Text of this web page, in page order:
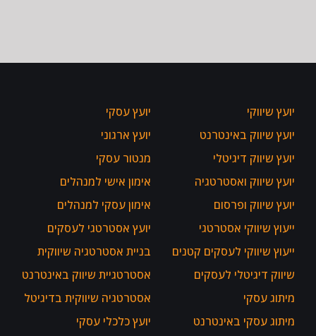
יועץ עסקי
יועץ ארגוני
מנטור עסקי
אימון אישי למנהלים
אימון עסקי למנהלים
יועץ אסטרטגי לעסקים
בניית אסטרטגיה שיווקית
אסטרטגיית שיווק באינטרנט
אסטרטגיה שיווקית בדיגיטל
יועץ כלכלי עסקי
יועץ שיווקי
יועץ שיווק באינטרנט
יועץ שיווק דיגיטלי
יועץ שיווק ואסטרטגיה
יועץ שיווק ופרסום
ייעוץ שיווקי אסטרטגי
ייעוץ שיווקי לעסקים קטנים
שיווק דיגיטלי לעסקים
מיתוג עסקי
מיתוג עסקי באינטרנט